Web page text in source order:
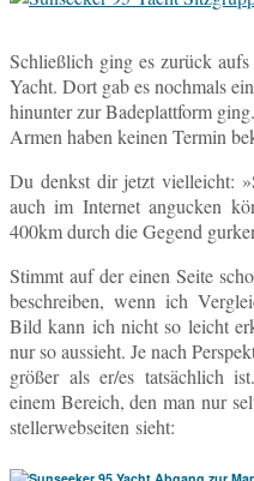
Schließ­lich ging es zurück
Yacht. Dort gab es noch­mals
hin­un­ter zur Ba­de­platt­form
Armen haben keinen Termin
Du denkst dir jetzt viel­leicht:
auch im In­ter­net an­gu­cken
400km durch die Gegend
Stimmt auf der einen Seite
be­schrei­ben, wenn ich
Bild kann ich nicht so leicht
nur so aus­sieht. Je nach
größer als er/es tat­säch­lich
einem Be­reich, den man nur
stel­ler­web­sei­ten sieht: